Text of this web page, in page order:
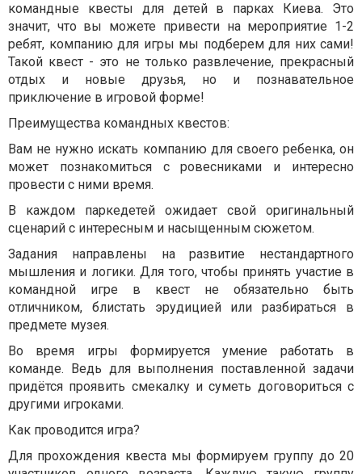
командные квесты для детей в парках Киева. Это
значит, что вы можете привести на мероприятие 1-2
ребят, компанию для игры мы подберем для них сами!
Такой квест - это не только развлечение, прекрасный
отдых и новые друзья, но и познавательное
приключение в игровой форме!
Преимущества командных квестов:
Вам не нужно искать компанию для своего ребенка, он
может познакомиться с ровесниками и интересно
провести с ними время.
В каждом паркедетей ожидает свой оригинальный
сценарий с интересным и насыщенным сюжетом.
Задания направлены на развитие нестандартного
мышления и логики. Для того, чтобы принять участие в
командной игре в квест не обязательно быть
отличником, блистать эрудицией или разбираться в
предмете музея.
Во время игры формируется умение работать в
команде. Ведь для выполнения поставленной задачи
придётся проявить смекалку и суметь договориться с
другими игроками.
Как проводится игра?
Для прохождения квеста мы формируем группу до 20